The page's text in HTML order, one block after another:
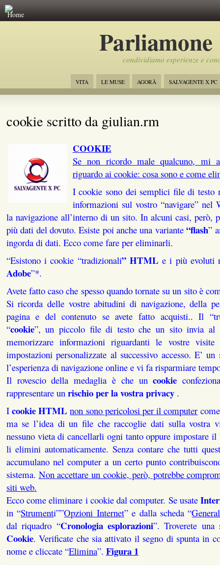
Home
Parliamone
condividiamo esperienze e
VITA LE MUSE AGORÀ SALVAGENTE X PC
cookie scritto da giulian.rm
COOKIE
Se non ricordo male qualcuno, mi
riguardo ai cookie: cosa sono e come
I cookie sono dei semplici file di testo
informazioni sul vostro “navigare” nel
la navigazione all’interno di un sito. In alcuni casi, però,
più dati del dovuto. Esiste poi anche una variante“flash”
ingorda di dati. Ecco come fare per eliminarli.
“Esistono i cookie “tradizionali” HTML e i più evoluti
Adobe”*.
Avete fatto caso che spesso quando tornate su un sito è
Si ricorda delle vostre abitudini di navigazione, della
pagina e del contenuto se avete fatto acquisti.. Il
“cookie”, un piccolo file di testo che un sito invia al
memorizzare informazioni riguardanti le vostre
impostazioni personalizzate al successivo accesso. E’
l’esperienza di navigazione online e vi fa risparmiare
Il rovescio della medaglia è che uncookie
rappresentare un rischio per la vostra privacy.
I cookie HTML non sono pericolosi per il computer
ma se l’idea di un file che raccoglie dati sulla vostra
nessuno vieta di cancellarli ogni tanto oppure impostare
li elimini automaticamente. Senza contare che tutti
accumulano nel computer a un certo punto
sistema. Non accettare un cookie, però, potrebbe
siti web.
Ecco come eliminare i cookie dal computer. Se usate
in “Strumenti””Opzioni Internet” e dalla scheda “
dal riquadro “Cronologia esplorazioni”. Troverete
Cookie. Verificate che sia attivato il segno di spunta in
nome e cliccate “Elimina”. Figura 1